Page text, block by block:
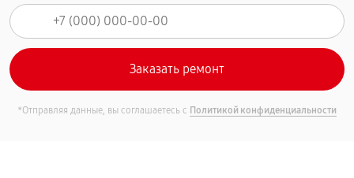
*Отправляя данные, вы соглашаетесь с Политикой конфиденциальности